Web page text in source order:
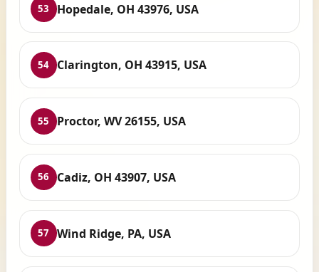
53 Hopedale, OH 43976, USA
54 Clarington, OH 43915, USA
55 Proctor, WV 26155, USA
56 Cadiz, OH 43907, USA
57 Wind Ridge, PA, USA